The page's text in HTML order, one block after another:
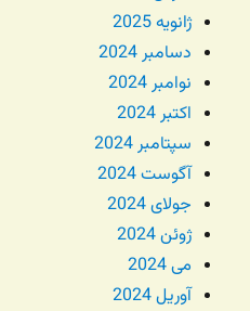
ژانویه 2025
دسامبر 2024
نوامبر 2024
اکتبر 2024
سپتامبر 2024
آگوست 2024
جولای 2024
ژوئن 2024
می 2024
آوریل 2024